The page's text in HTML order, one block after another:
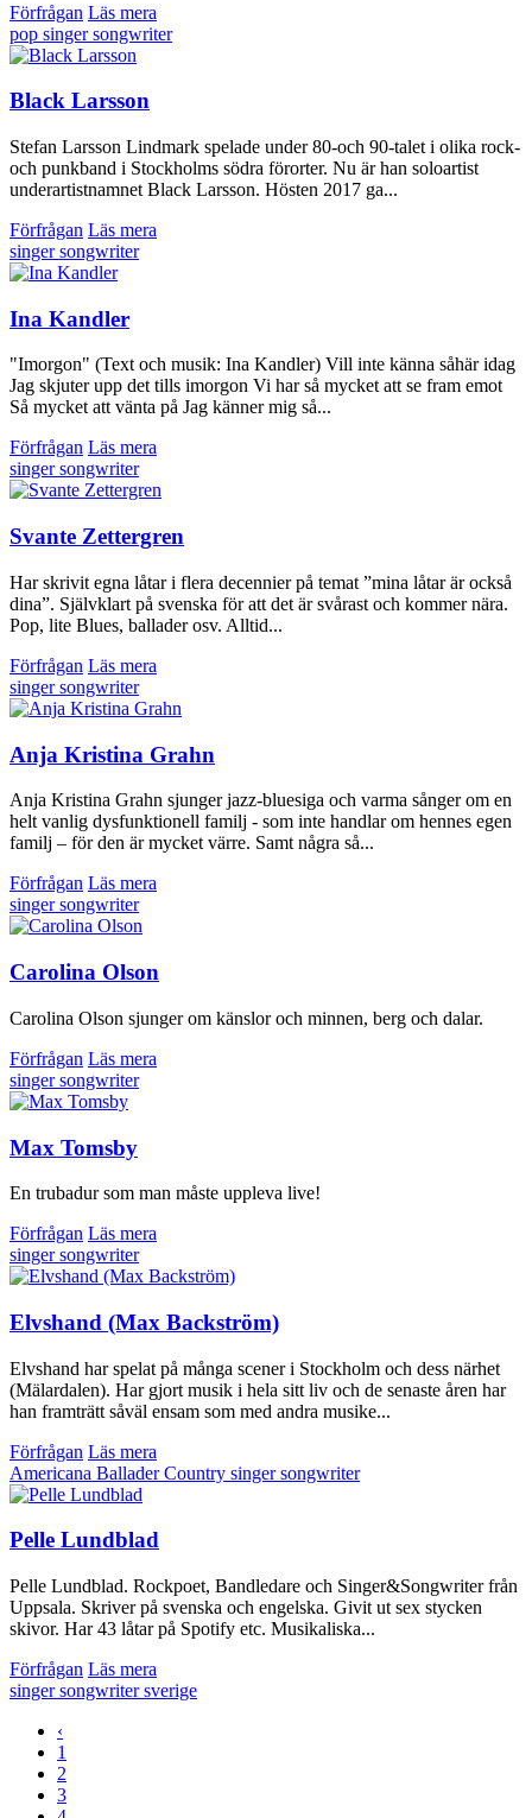
Förfrågan Läs mera
pop singer songwriter
Black Larsson
Stefan Larsson Lindmark spelade under 80-och 90-talet i olika rock-
och punkband i Stockholms södra förorter. Nu är han soloartist
underartistnamnet Black Larsson. Hösten 2017 ga...
Förfrågan Läs mera
singer songwriter
Ina Kandler
"Imorgon" (Text och musik: Ina Kandler) Vill inte känna såhär idag
Jag skjuter upp det tills imorgon Vi har så mycket att se fram emot
Så mycket att vänta på Jag känner mig så...
Förfrågan Läs mera
singer songwriter
Svante Zettergren
Har skrivit egna låtar i flera decennier på temat ”mina låtar är också
dina”. Självklart på svenska för att det är svårast och kommer nära.
Pop, lite Blues, ballader osv. Alltid...
Förfrågan Läs mera
singer songwriter
Anja Kristina Grahn
Anja Kristina Grahn sjunger jazz-bluesiga och varma sånger om en
helt vanlig dysfunktionell familj - som inte handlar om hennes egen
familj – för den är mycket värre. Samt några så...
Förfrågan Läs mera
singer songwriter
Carolina Olson
Carolina Olson sjunger om känslor och minnen, berg och dalar.
Förfrågan Läs mera
singer songwriter
Max Tomsby
En trubadur som man måste uppleva live!
Förfrågan Läs mera
singer songwriter
Elvshand (Max Backström)
Elvshand har spelat på många scener i Stockholm och dess närhet
(Mälardalen). Har gjort musik i hela sitt liv och de senaste åren har
han framträtt såväl ensam som med andra musike...
Förfrågan Läs mera
Americana BalladerCountry singer songwriter
Pelle Lundblad
Pelle Lundblad. Rockpoet, Bandledare och Singer&Songwriter från
Uppsala. Skriver på svenska och engelska. Givit ut sex stycken
skivor. Har 43 låtar på Spotify etc. Musikaliska...
Förfrågan Läs mera
singer songwritersverige
‹
1
2
3